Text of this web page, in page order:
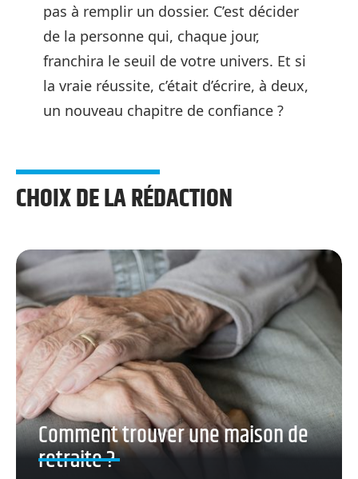
pas à remplir un dossier. C’est décider
de la personne qui, chaque jour,
franchira le seuil de votre univers. Et si
la vraie réussite, c’était d’écrire, à deux,
un nouveau chapitre de confiance ?
CHOIX DE LA RÉDACTION
Comment trouver une maison de
retraite ?